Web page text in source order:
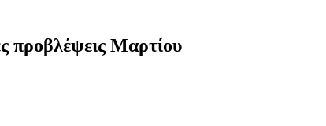
προβλέψεις Μαρτίου